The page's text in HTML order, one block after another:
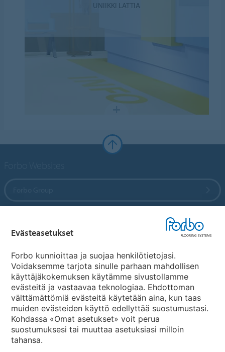
UNIIKKI LATTIA
Maakohtaiset sivut
Valitse maa
Evästeasetukset
Forbo kunnioittaa ja suojaa henkilötietojasi.
Voidaksemme tarjota sinulle parhaan mahdollisen
käyttäjäkokemuksen käytämme sivustollamme
evästeitä ja vastaavaa teknologiaa. Ehdottoman
välttämättömiä evästeitä käytetään aina, kun taas
muiden evästeiden käyttö edellyttää suostumustasi.
Kohdassa «Omat asetukset» voit perua
suostumuksesi tai muuttaa asetuksiasi milloin
tahansa.